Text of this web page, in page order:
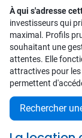
À qui s'adresse
investisseurs qui
maximal. Profils
souhaitant une
attentes. Elle
attractives pour les
permettent
Rechercher